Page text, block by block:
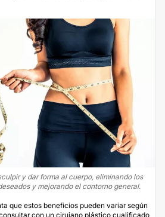
y dar forma al cuerpo, eliminando los
y mejorando el contorno general.
que estos beneficios pueden variar según
con un cirujano plástico cualificado